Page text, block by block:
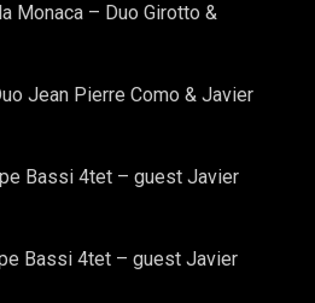
Monaca – Duo Girotto &
Jean Pierre Como & Javier
Bassi 4tet – guest Javier
Bassi 4tet – guest Javier